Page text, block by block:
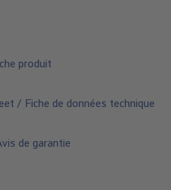
produit
/ Fiche de données technique
de garantie